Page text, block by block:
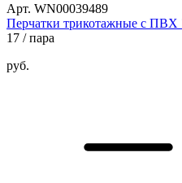
Арт. WN00039489
Перчатки трикотажные с ПВХ
17 / пара
руб.